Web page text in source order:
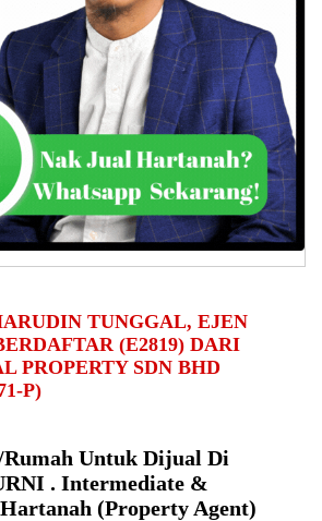
TUNGGAL, EJEN
(E2819) DARI
PROPERTY SDN BHD
P)
Rumah Untuk Dijual Di
. Intermediate &
(Property Agent)